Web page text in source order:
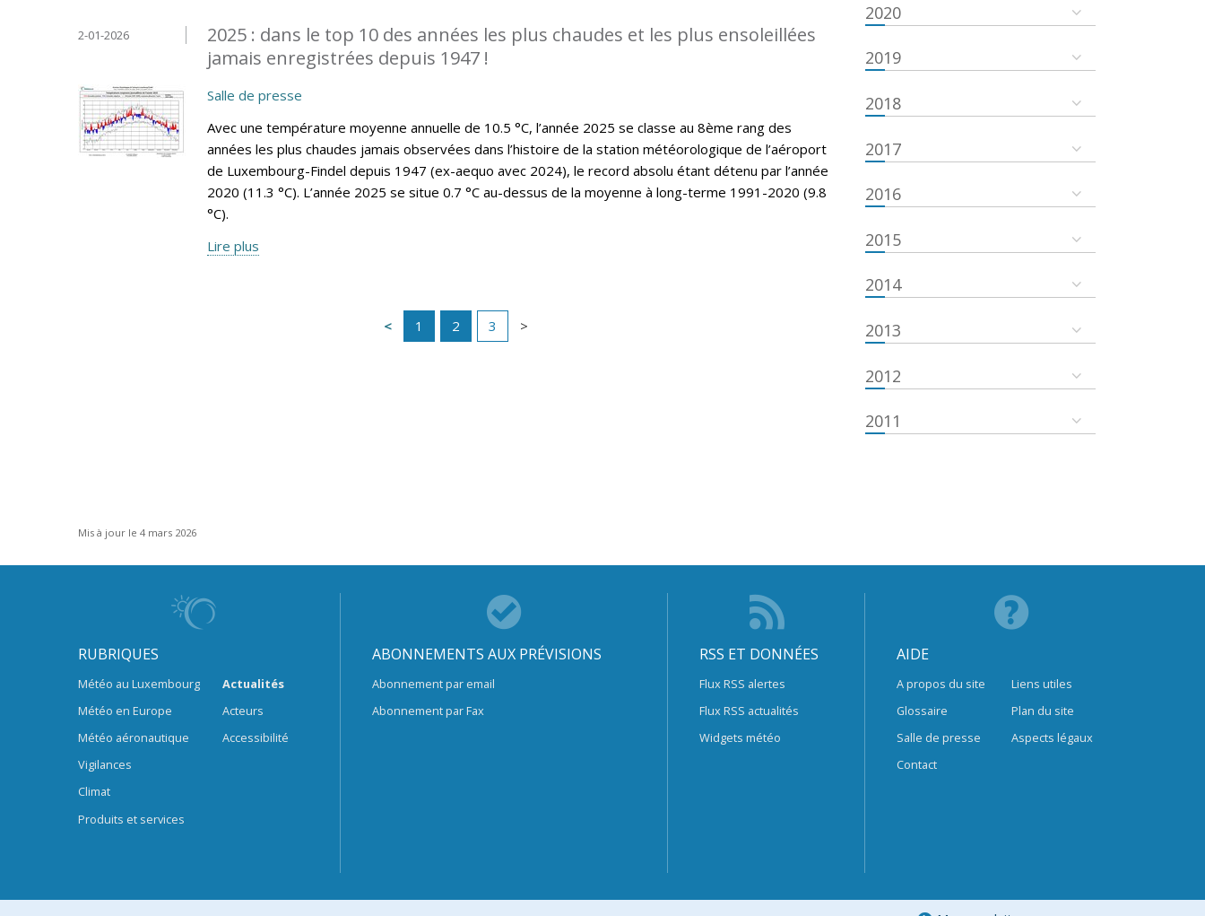
2025 : dans le top 10 des années les plus chaudes et les plus ensoleillées
jamais enregistrées depuis 1947 !
2-01-2026
Salle de presse
Avec une température moyenne annuelle de 10.5 °C, l’année 2025 se classe au 8ème rang des
années les plus chaudes jamais observées dans l’histoire de la station météorologique de l’aéroport
de Luxembourg-Findel depuis 1947 (ex-aequo avec 2024), le record absolu étant détenu par l’année
2020 (11.3 °C). L’année 2025 se situe 0.7 °C au-dessus de la moyenne à long-terme 1991-2020 (9.8
°C).
Lire plus
1 2 3
2020
2019
2018
2017
2016
2015
2014
2013
2012
2011
Mis à jour le 4 mars 2026
RUBRIQUES
Météo au Luxembourg
Météo en Europe
Météo aéronautique
Vigilances
Climat
Produits et services
Actualités
Acteurs
Accessibilité
ABONNEMENTS AUX PRÉVISIONS
Abonnement par email
Abonnement par Fax
RSS ET DONNÉES
Flux RSS alertes
Flux RSS actualités
Widgets météo
AIDE
A propos du site
Glossaire
Salle de presse
Contact
Liens utiles
Plan du site
Aspects légaux